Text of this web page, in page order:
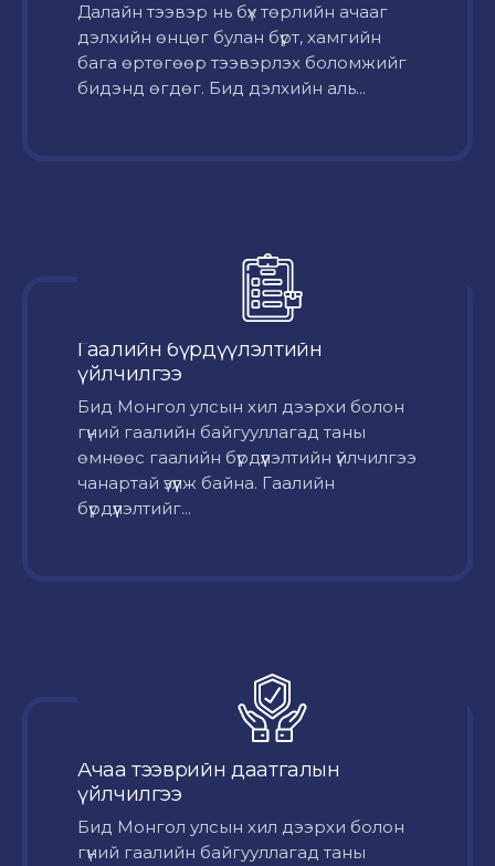
Далайн тээвэр нь бүх төрлийн ачааг
дэлхийн өнцөг булан бүрт, хамгийн
бага өртөгөөр тээвэрлэх боломжийг
бидэнд өгдөг. Бид дэлхийн аль...
Гаалийн бүрдүүлэлтийн
үйлчилгээ
Бид Монгол улсын хил дээрхи болон
гүний гаалийн байгууллагад таны
өмнөөс гаалийн бүрдүүлэлтийн үйлчилгээ
чанартай үзүүлж байна. Гаалийн
бүрдүүлэлтийг...
Ачаа тээврийн даатгалын
үйлчилгээ
Бид Монгол улсын хил дээрхи болон
гүний гаалийн байгууллагад таны